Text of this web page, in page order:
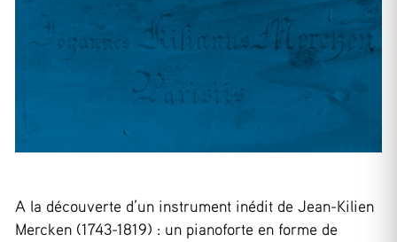
A la découverte d’un instrument inédit de Jean-Kilien
Mercken (1743-1819) : un pianoforte en forme de